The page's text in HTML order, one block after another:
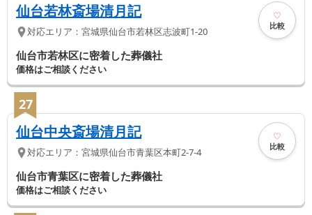
仙台若林斎場清月記
対応エリア： 宮城県仙台市若林区志波町1-20 比較
仙台市若林区に密着した葬儀社
価格はご相談ください
27
仙台中央斎場清月記
対応エリア： 宮城県仙台市青葉区本町2-7-4 比較
仙台市青葉区に密着した葬儀社
価格はご相談ください